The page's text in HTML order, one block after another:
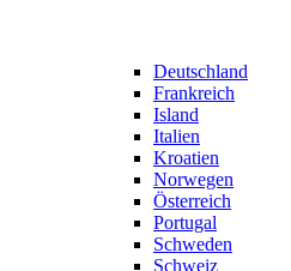
Deutschland
Frankreich
Island
Italien
Kroatien
Norwegen
Österreich
Portugal
Schweden
Schweiz